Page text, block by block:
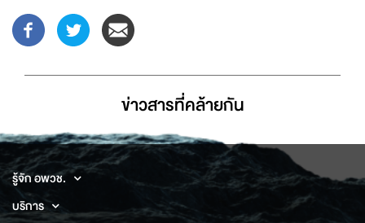
ข่าวสารที่่คล้ายกัน
รู้จัก อพวช.
บริการ